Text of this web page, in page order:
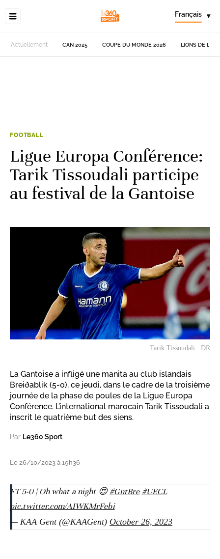
Français ▾
Actuellement CAN 2025 COUPE DU MONDE 2026 LIONS DE
FOOTBALL
Ligue Europa Conférence:
Tarik Tissoudali participe
au festival de la Gantoise
Tarik Tissoudali.. DR
La Gantoise a infligé une manita au club islandais
Breiðablik (5-0), ce jeudi, dans le cadre de la troisième
journée de la phase de poules de la Ligue Europa
Conférence. L’international marocain Tarik Tissoudali a
inscrit le quatrième but des siens.
Par Le360 Sport
Le 26/10/2023 à 19h36
FT 5-0 | Oh what a night 😍#GntBre #UECL
pic.twitter.com/AIWKMrFebi
— KAA Gent (@KAAGent) October 26, 2023